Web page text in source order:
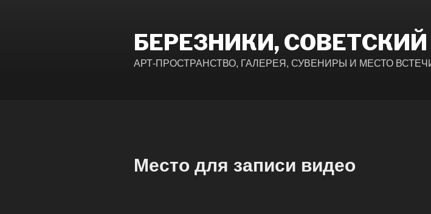
БЕРЕЗНИКИ, СОВЕТСКИЙ
АРТ-ПРОСТРАНСТВО, ГАЛЕРЕЯ, СУВЕНИРЫ И МЕСТО
Место для записи видео